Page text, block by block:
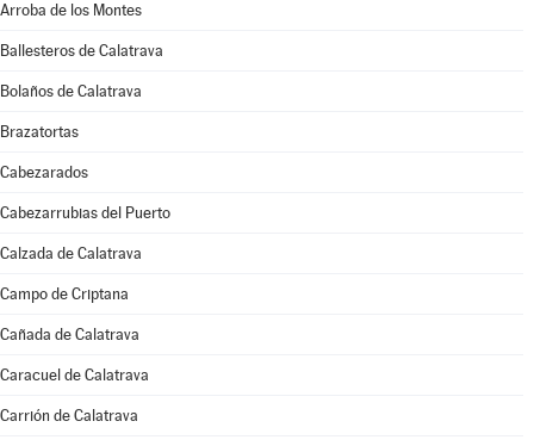
Arroba de los Montes
Ballesteros de Calatrava
Bolaños de Calatrava
Brazatortas
Cabezarados
Cabezarrubias del Puerto
Calzada de Calatrava
Campo de Criptana
Cañada de Calatrava
Caracuel de Calatrava
Carrión de Calatrava